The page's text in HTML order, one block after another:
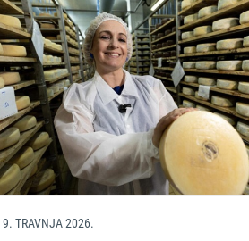
9. TRAVNJA 2026.